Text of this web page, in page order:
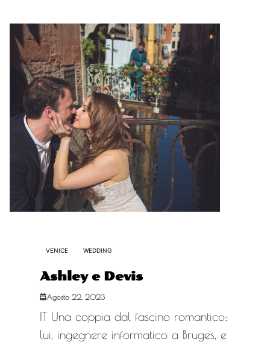
VENICE WEDDING
Ashley e Devis
Agosto 22, 2023
IT Una coppia dal fascino romantico:
lui, ingegnere informatico a Bruges, e